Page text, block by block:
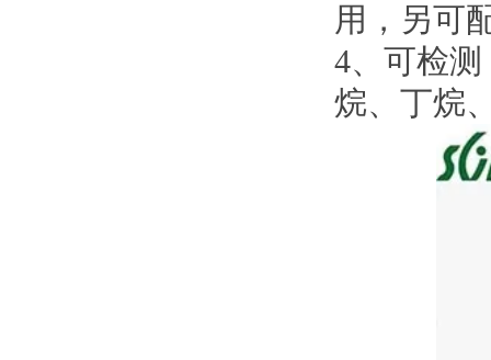
用，另可
4、可检
烷、丁烷